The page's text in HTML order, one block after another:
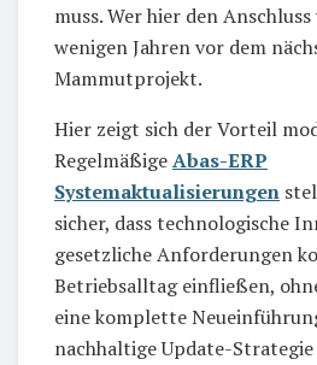
muss. Wer hier den
wenigen Jahren vor dem
Mammutprojekt.
Hier zeigt sich der Vorteil
RegelmäßigeAbas-ERP
Systemaktualisierungen
sicher, dass technologische
gesetzliche Anforderungen
Betriebsalltag einfließen,
eine komplette
nachhaltige Update-